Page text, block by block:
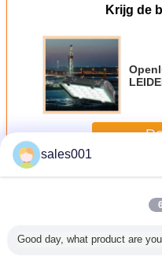
Krijg de
MeerExplosiebestendig
sales001
Good day, what product are